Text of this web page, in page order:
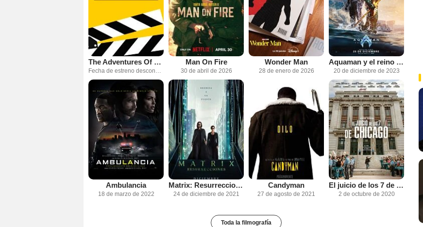
The Adventures Of Cliff Booth
Fecha de estreno desconocida
Man On Fire
30 de abril de 2026
Wonder Man
28 de enero de 2026
Aquaman y el reino perdido
20 de diciembre de 2023
Ambulancia
18 de marzo de 2022
Matrix: Resurrecciones
24 de diciembre de 2021
Candyman
27 de agosto de 2021
El juicio de los 7 de Chicago
2 de octubre de 2020
Toda la filmografía